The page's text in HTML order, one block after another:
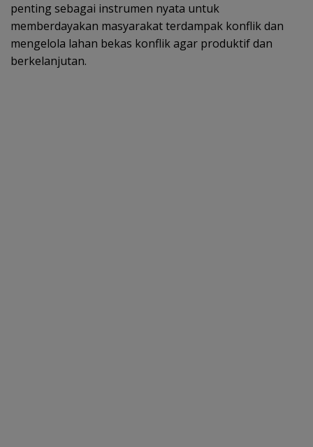
penting sebagai instrumen nyata untuk
memberdayakan masyarakat terdampak konflik dan
mengelola lahan bekas konflik agar produktif dan
berkelanjutan.